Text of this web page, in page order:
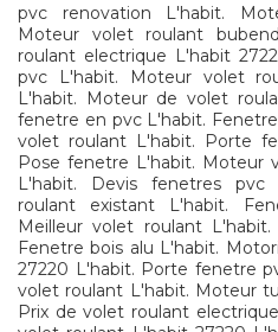
pvc renovation L'habit.
Moteur volet roulant
roulant electrique L'habit
pvc L'habit. Moteur volet
L'habit. Moteur de volet
fenetre en pvc L'habit.
volet roulant L'habit. Porte
Pose fenetre L'habit. Moteur
L'habit. Devis fenetres pvc
roulant existant L'habit.
Meilleur volet roulant
Fenetre bois alu L'habit.
27220 L'habit. Porte fenetre
volet roulant L'habit. Moteur
Prix de volet roulant